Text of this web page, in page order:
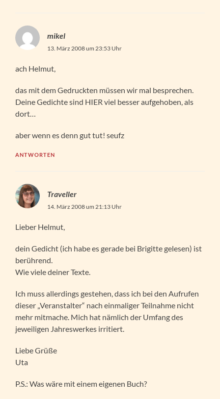
mikel
13. März 2008 um 23:53 Uhr
ach Helmut,
das mit dem Gedruckten müssen wir mal besprechen.
Deine Gedichte sind HIER viel besser aufgehoben, als
dort…
aber wenn es denn gut tut! seufz
ANTWORTEN
Traveller
14. März 2008 um 21:13 Uhr
Lieber Helmut,
dein Gedicht (ich habe es gerade bei Brigitte gelesen) ist
berührend.
Wie viele deiner Texte.
Ich muss allerdings gestehen, dass ich bei den Aufrufen
dieser „Veranstalter“ nach einmaliger Teilnahme nicht
mehr mitmache. Mich hat nämlich der Umfang des
jeweiligen Jahreswerkes irritiert.
Liebe Grüße
Uta
P.S.: Was wäre mit einem eigenen Buch?